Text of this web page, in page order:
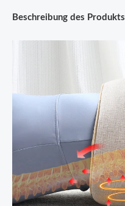
Beschreibung des Produkts